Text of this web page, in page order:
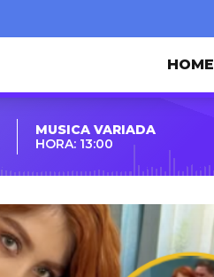
HOME
MUSICA VARIADA
HORA: 13:00